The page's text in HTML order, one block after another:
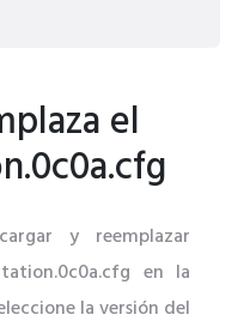
el
y reemplazar
en la
la versión del